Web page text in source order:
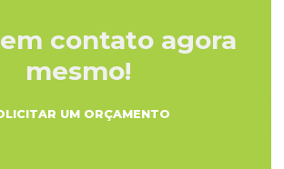
contato agora
mesmo!
UM ORÇAMENTO